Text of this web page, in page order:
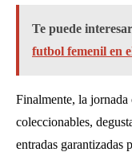
Te puede
futbol femenil en
Finalmente, la jornada
coleccionables,
entradas garantizadas